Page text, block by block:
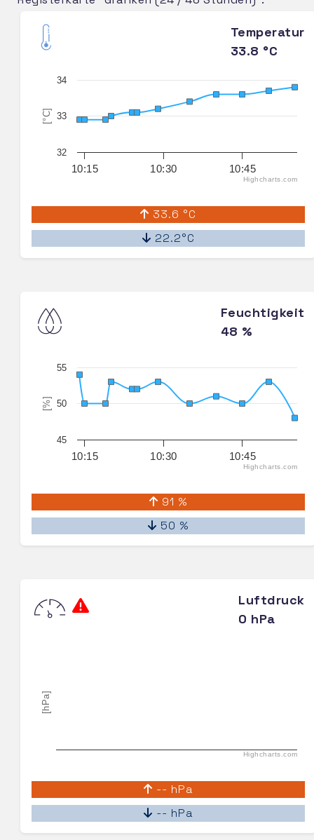
Temperatur
33.8 °C
[°C]
10:30
10:15 10:45
32
33
34
Highcharts.com
33.6 °C
22.2°C
Feuchtigkeit
48 %
[%]
10:30
10:15 10:45
45
50
55
Highcharts.com
91 %
50 %
Luftdruck
0 hPa
[hPa]
Highcharts.com
-- hPa
-- hPa